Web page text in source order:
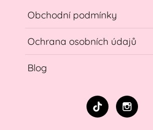
Obchodní podmínky
Ochrana osobních údajů
Blog